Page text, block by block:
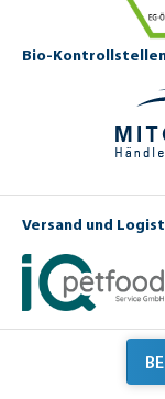
Bio-
Versand und